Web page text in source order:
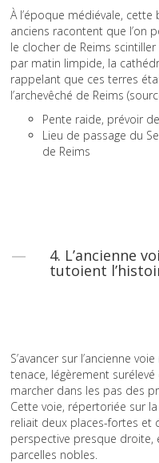
À l’époque médiévale,
anciens racontent que l’on
le clocher de Reims scintiller
par matin limpide, la
rappelant que ces terres
l’archevêché de Reims
Pente raide, prévoir
Lieu de passage du
de Reims
4. L’ancienne
tutoient
S’avancer sur l’ancienne
tenace, légèrement surélevé
marcher dans les pas des
Cette voie, répertoriée sur
reliait deux places-fortes et
perspective presque droite,
parcelles nobles.